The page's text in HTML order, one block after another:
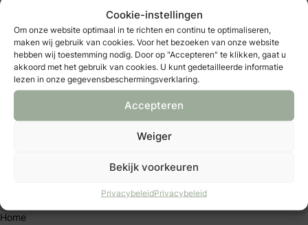
Cookie-instellingen
Om onze website optimaal in te richten en continu te optimaliseren,
maken wij gebruik van cookies. Voor het bezoeken van onze website
hebben wij toestemming nodig. Door op "Accepteren" te klikken, gaat u
akkoord met het gebruik van cookies. U kunt gedetailleerde informatie
lezen in onze gegevensbeschermingsverklaring.
Accepteren
Weiger
Bekijk voorkeuren
PrivacybeleidPrivacybeleid
zie je bij welke bruidsmodewinkels,
herenmodespeciaalzaken of juweliers in de buurt je
terechtkunt om te passen en te bestellen.
Bruid & Bruidegom Magazine kopen
Deel jouw bruiloft of styled shoot
Home